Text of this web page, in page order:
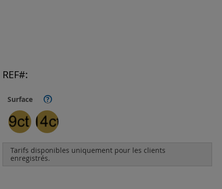
Surface ?
Tarifs disponibles uniquement pour les clients
enregistrés.
REF